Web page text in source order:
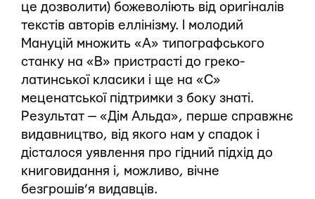
це дозволити) божеволіють від оригіналів
текстів авторів еллінізму. І молодий
Мануцій множить «А» типографського
станку на «В» пристрасті до греко-
латинської класики і ще на «С»
меценатської підтримки з боку знаті.
Результат — «Дім Альда», перше справжнє
видавництво, від якого нам у спадок і
дісталося уявлення про гідний підхід до
книговидання і, можливо, вічне
безгрошів’я видавців.